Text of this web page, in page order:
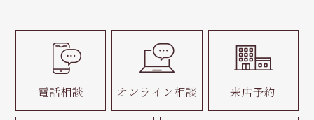
電話相談 オンライン相談 来店予約